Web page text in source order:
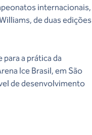
internacionais,
de duas edições
a prática da
Ice Brasil, em São
de desenvolvimento